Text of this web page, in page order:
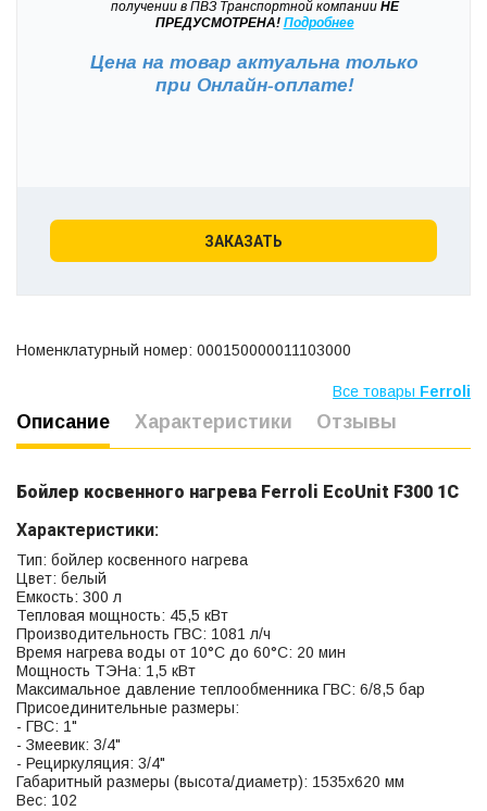
получении в ПВЗ Транспортной компанииНЕ
ПРЕДУСМОТРЕНА! Подробнее
Цена на товар актуальна только
при Онлайн-оплате!
ЗАКАЗАТЬ
Номенклатурный номер: 000150000011103000
Все товары Ferroli
Описание Характеристики Отзывы
Бойлер косвенного нагрева Ferroli EcoUnit F300 1C
Характеристики:
Тип: бойлер косвенного нагрева
Цвет: белый
Емкость: 300 л
Тепловая мощность: 45,5 кВт
Производительность ГВС: 1081 л/ч
Время нагрева воды от 10°С до 60°С: 20 мин
Мощность ТЭНа: 1,5 кВт
Максимальное давление теплообменника ГВС: 6/8,5 бар
Присоединительные размеры:
- ГВС: 1"
- Змеевик: 3/4"
- Рециркуляция: 3/4"
Габаритный размеры (высота/диаметр): 1535х620 мм
Вес: 102